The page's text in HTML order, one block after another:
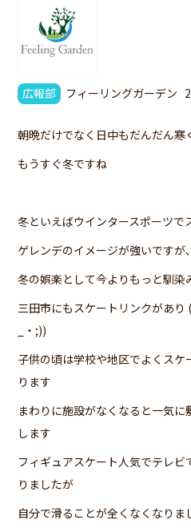
広報部 フィーリングガーデン
朝晩だけでなく日中もだんだん寒
もうすぐ冬ですね
冬といえばウインタースポーツで
ゲレンデのイメージが強いですが
冬の娯楽として今よりもっと馴染
三田市にもスケートリンクがあり
_・;))
子供の頃は学校や地区でよくスケ
ります
まわりに施設がなくなると一気
します
フィギュアスケート人気でテレ
りましたが
自分で滑ることが全くなくなりま